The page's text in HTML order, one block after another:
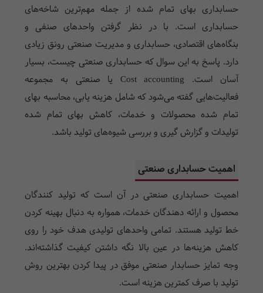
حسابداری بهای تمام شده از جمله مهم‌ترین شاخه‌های
حسابداری است. با در نظر گرفتن واحدهای صنفی و
بنگاه‌های اقتصادی، حسابداری و مدیریت صنعتی رونق زیادی
دارد. پاسخ به این سوال که حسابداری صنعتی چیست، بسیار
آسان است. Cost accounting یا صنعتی به مجموعه
فعالیت‌هایی گفته می‌شود که شامل هزینه یابی، محاسبه بهای
تمام شده محصولات و خدمات، کاهش بهای تمام شده
تولیدات و گزارش گیری و بررسی شیوه‌های تولید باشد.
اهمیت حسابداری صنعتی
اهمیت حسابداری صنعتی در آن است که تولید کنندگان
محصول و ارائه دهندگان خدمات، همواره به دنبال بهینه کردن
خط تولید هستند. تمامی واحد‌های تولیدی هدف خود را روی
کاهش هزینه‌ها در عین بالا نگه داشتن کیفیت گذاشته‌اند.
وجه تمایز حسابدار صنعتی موفق در پیدا کردن بهترین روش
تولید با صرف کمترین هزینه است.